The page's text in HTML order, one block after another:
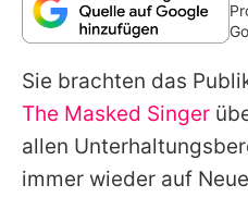
Sie brachten das
The Masked Singer
allen
immer wieder auf